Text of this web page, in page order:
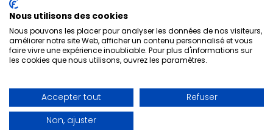
Nous utilisons des cookies
Nous pouvons les placer pour analyser les données de nos visiteurs,
améliorer notre site Web, afficher un contenu personnalisé et vous
faire vivre une expérience inoubliable. Pour plus d'informations sur
les cookies que nous utilisons, ouvrez les paramètres.
Accepter tout
Refuser
Non, ajuster